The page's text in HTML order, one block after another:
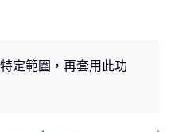
定範圍，再套用此功